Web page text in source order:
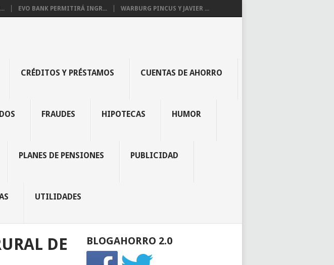
EVO BANK PERMITIRÁ INGR... WARBURG PINCUS Y JAVIER ...
CRÉDITOS Y PRÉSTAMOS CUENTAS DE AHORRO
FRAUDES HIPOTECAS HUMOR
PLANES DE PENSIONES PUBLICIDAD
UTILIDADES
DE
BLOGAHORRO 2.0